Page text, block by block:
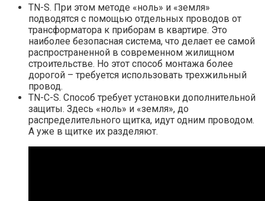
TN-S. При этом методе «ноль» и «земля»
подводятся с помощью отдельных проводов от
трансформатора к приборам в квартире. Это
наиболее безопасная система, что делает ее самой
распространенной в современном жилищном
строительстве. Но этот способ монтажа более
дорогой – требуется использовать трехжильный
провод.
TN-C-S. Способ требует установки дополнительной
защиты. Здесь «ноль» и «земля», до
распределительного щитка, идут одним проводом.
А уже в щитке их разделяют.